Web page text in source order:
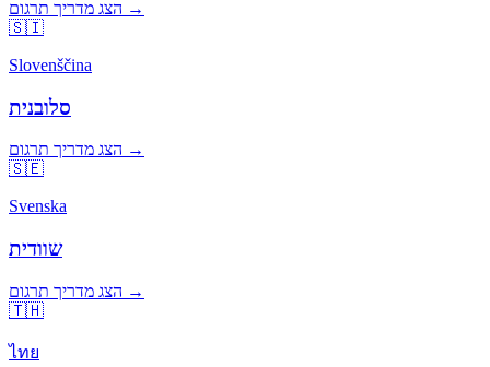
הצג מדריך תרגום →
🇸🇮
Slovenščina
סלובנית
הצג מדריך תרגום →
🇸🇪
Svenska
שוודית
הצג מדריך תרגום →
🇹🇭
ไทย